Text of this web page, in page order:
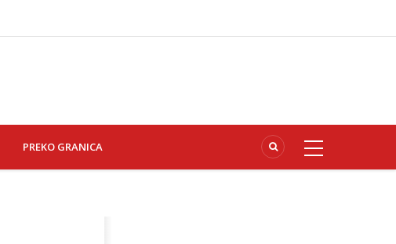
PREKO GRANICA